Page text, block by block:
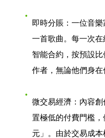
即時分賬 ：一位音
一首歌曲。每一次
智能合約，按預設
作者，無論他們身在
微交易經濟 ：內容
置極低的付費門檻，
元」。由於交易成